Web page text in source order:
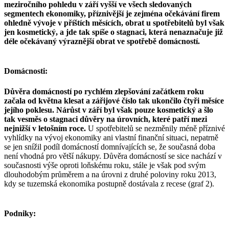
meziročního pohledu v září vyšší ve všech sledovaných
segmentech ekonomiky, příznivější je zejména očekávání firem
ohledně vývoje v příštích měsících, obrat u spotřebitelů byl však
jen kosmetický, a jde tak spíše o stagnaci, která nenaznačuje již
déle očekávaný výraznější obrat ve spotřebě domácností.
Domácnosti:
Důvěra domácností po rychlém zlepšování začátkem roku
začala od května klesat a zářijové číslo tak ukončilo čtyři měsíce
jejího poklesu. Nárůst v září byl však pouze kosmetický a šlo
tak vesměs o stagnaci důvěry na úrovních, které patří mezi
nejnižší v letošním roce. U spotřebitelů se nezměnily méně příznivé
vyhlídky na vývoj ekonomiky ani vlastní finanční situaci, nepatrně
se jen snížil podíl domácností domnívajících se, že současná doba
není vhodná pro větší nákupy. Důvěra domácností se sice nachází v
současnosti výše oproti loňskému roku, stále je však pod svým
dlouhodobým průměrem a na úrovni z druhé poloviny roku 2013,
kdy se tuzemská ekonomika postupně dostávala z recese (graf 2).
Podniky: